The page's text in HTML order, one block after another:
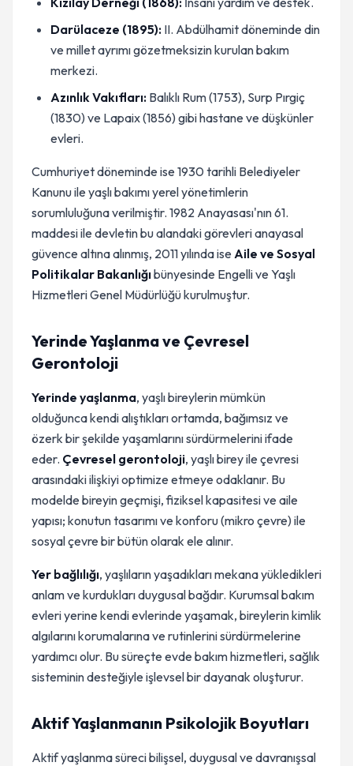
Darülaceze (1895): II. Abdülhamit döneminde din
ve millet ayrımı gözetmeksizin kurulan bakım
merkezi.
Azınlık Vakıfları: Balıklı Rum (1753), Surp Pırgiç
(1830) ve Lapaix (1856) gibi hastane ve düşkünler
evleri.
Cumhuriyet döneminde ise 1930 tarihli Belediyeler
Kanunu ile yaşlı bakımı yerel yönetimlerin
sorumluluğuna verilmiştir. 1982 Anayasası'nın 61.
maddesi ile devletin bu alandaki görevleri anayasal
güvence altına alınmış, 2011 yılında ise Aile ve Sosyal
Politikalar Bakanlığıbünyesinde Engelli ve Yaşlı
Hizmetleri Genel Müdürlüğü kurulmuştur.
Yerinde Yaşlanma ve Çevresel
Gerontoloji
Yerinde yaşlanma, yaşlı bireylerin mümkün
olduğunca kendi alıştıkları ortamda, bağımsız ve
özerk bir şekilde yaşamlarını sürdürmelerini ifade
eder. Çevresel gerontoloji, yaşlı birey ile çevresi
arasındaki ilişkiyi optimize etmeye odaklanır. Bu
modelde bireyin geçmişi, fiziksel kapasitesi ve aile
yapısı; konutun tasarımı ve konforu (mikro çevre) ile
sosyal çevre bir bütün olarak ele alınır.
Yer bağlılığı, yaşlıların yaşadıkları mekana yükledikleri
anlam ve kurdukları duygusal bağdır. Kurumsal bakım
evleri yerine kendi evlerinde yaşamak, bireylerin kimlik
algılarını korumalarına ve rutinlerini sürdürmelerine
yardımcı olur. Bu süreçte evde bakım hizmetleri, sağlık
sisteminin desteğiyle işlevsel bir dayanak oluşturur.
Aktif Yaşlanmanın Psikolojik Boyutları
Aktif yaşlanma süreci bilişsel, duygusal ve davranışsal